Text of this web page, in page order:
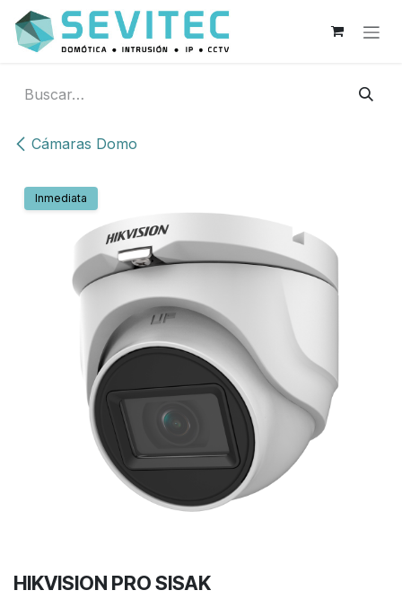
Ir al contenido
Cámaras Domo
Inmediata
HIKVISION PRO SISAK